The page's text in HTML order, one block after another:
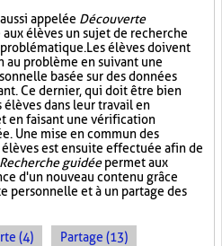
appelée Découverte
élèves un sujet de recherche
Les élèves doivent
problème en suivant une
basée sur des données
Ce dernier, qui doit être bien
dans leur travail en
en faisant une vérification
Une mise en commun des
est ensuite effectuée afin de
Recherche guidéepermet aux
d'un nouveau contenu grâce
personnelle et à un partage des
(4) Partage (13)